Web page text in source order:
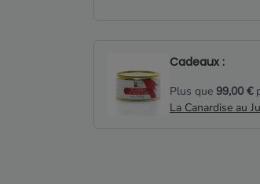
Cadeaux :
Plus que 99,00 €
La Canardise au